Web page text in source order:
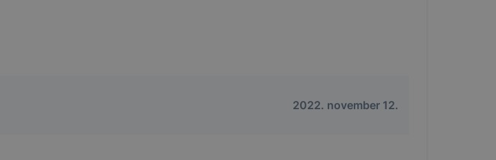
2022. november 12.
melyik részeit látogatja, vagy használja